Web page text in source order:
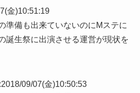
金)10:51:19
準備も出来ていないのにMステに
誕生祭に出演させる運営が現状を
2018/09/07(金)10:50:53